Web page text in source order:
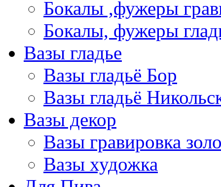
Бокалы ,фужеры
Бокалы, фужеры
Вазы гладье
Вазы гладьё Бор
Вазы гладьё
Вазы декор
Вазы гравировка
Вазы художка